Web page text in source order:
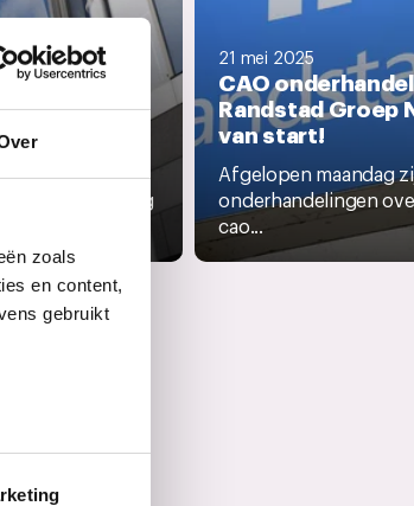
zoals
en content,
gebruikt
in. U kunt uw
cao-
vond het vervolg
21 mei 2025
CAO
Randstad Groep
van start!
Afgelopen maandag
onderhandelingen
cao...